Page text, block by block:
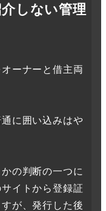
しない管理
ーナーと借主両
に囲い込みはや
の判断の一つに
イトから登録証
が、発行した後